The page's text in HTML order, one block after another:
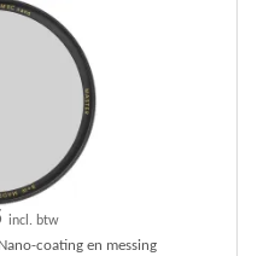
incl. btw
coating en messing